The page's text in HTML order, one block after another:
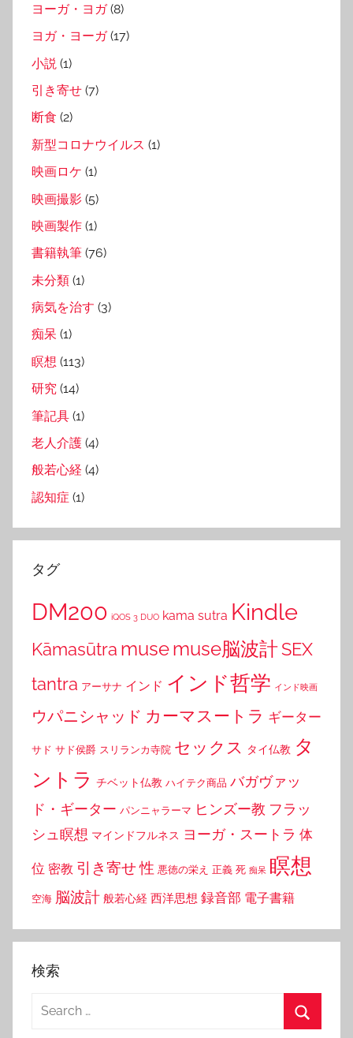
ヨーガ・ヨガ(8)
ヨガ・ヨーガ(17)
小説 (1)
引き寄せ (7)
断食 (2)
新型コロナウイルス (1)
映画ロケ (1)
映画撮影 (5)
映画製作 (1)
書籍執筆 (76)
未分類 (1)
病気を治す (3)
痴呆 (1)
瞑想 (113)
研究 (14)
筆記具 (1)
老人介護 (4)
般若心経 (4)
認知症 (1)
タグ
DM200 iQOS 3 DUO kama sutra Kindle
Kāmasūtra musemuse脳波計SEX
tantra アーサナ インド インド哲学 インド映画
ウパニシャッド カーマスートラ ギーター
サド サド侯爵 スリランカ寺院 セックス タイ仏教 タ
ントラ チベット仏教 ハイテク商品 バガヴァッ
ド・ギーター パンニャラーマ ヒンズー教 フラッ
シュ瞑想 マインドフルネス ヨーガ・スートラ 体
位 密教 引き寄せ性 悪徳の栄え 正義 死 痴呆 瞑想
空海 脳波計 般若心経 西洋思想 録音部 電子書籍
検索
Search